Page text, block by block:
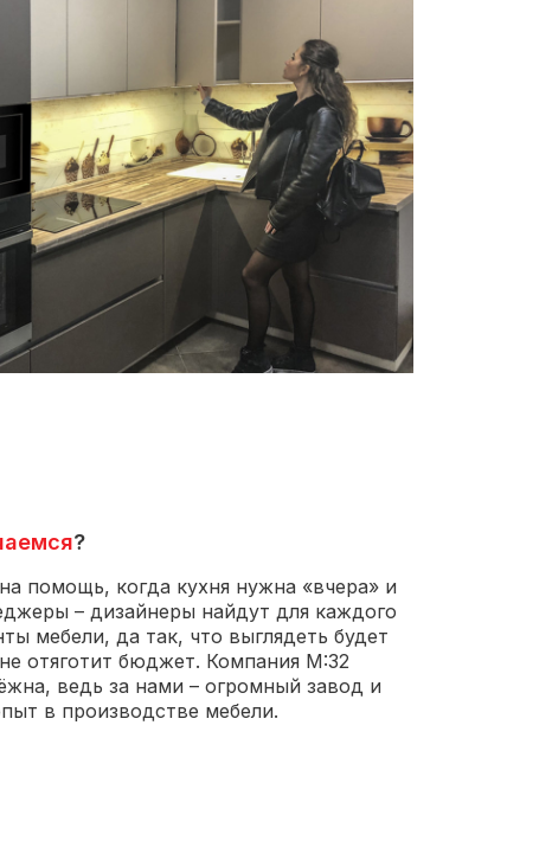
?
помощь, когда кухня нужна «вчера» и
– дизайнеры найдут для каждого
мебели, да так, что выглядеть будет
отяготит бюджет. Компания М:32
ведь за нами – огромный завод и
в производстве мебели.